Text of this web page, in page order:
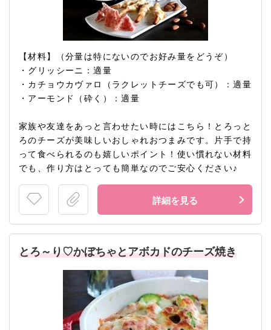
【材料】（分量は特にないのでお好み量をどうぞ）
・グリッシーニ：適量
・カチョウカヴァロ（ラクレットチーズでも可）：適量
・アーモンド（砕く）：適量
家族や友達をあっと言わせたい時にはこちら！とろっと
ろのチーズが美味しいおしゃれおつまみです。片手で持
って食べられるのも嬉しいポイント！使い慣れない材料
でも、作り方はとっても簡単なのでご安心ください♪
詳細を見る
とろ～り♡かぼちゃとアボカドのチーズ焼き